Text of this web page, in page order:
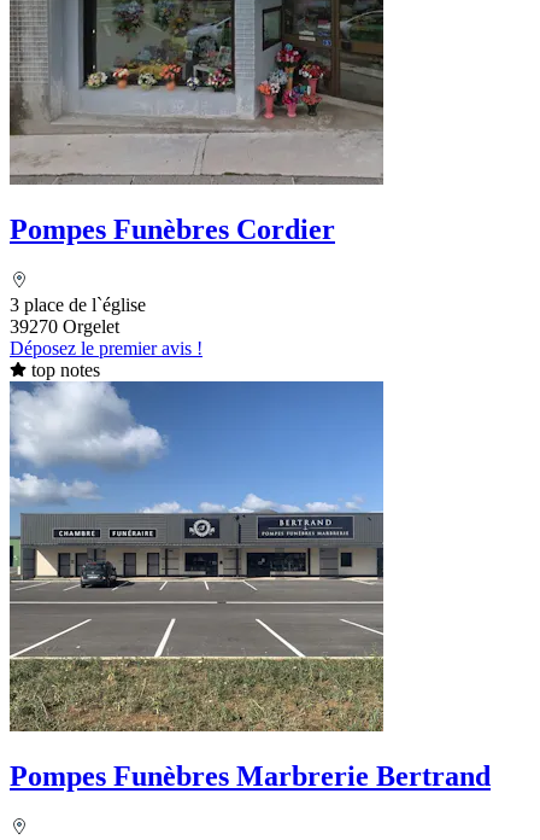
Pompes Funèbres Cordier
3 place de l`église
39270 Orgelet
Déposez le premier avis !
top notes
Pompes Funèbres Marbrerie Bertrand